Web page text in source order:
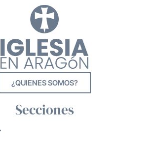
¿QUIENES SOMOS?
Secciones